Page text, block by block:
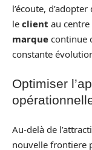
l’écoute, d’adopter
le client au
marque continue
constante
Optimiser
Au-delà de
nouvelle frontiere